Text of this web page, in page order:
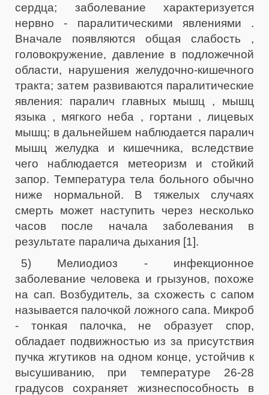
сердца; заболевание характеризуется
нервно - паралитическими явлениями .
Вначале появляются общая слабость ,
головокружение, давление в подложечной
области, нарушения желудочно-кишечного
тракта; затем развиваются паралитические
явления: паралич главных мышц , мышц
языка , мягкого неба , гортани , лицевых
мышц; в дальнейшем наблюдается паралич
мышц желудка и кишечника, вследствие
чего наблюдается метеоризм и стойкий
запор. Температура тела больного обычно
ниже нормальной. В тяжелых случаях
смерть может наступить через несколько
часов после начала заболевания в
результате паралича дыхания [1].
5) Мелиодиоз - инфекционное
заболевание человека и грызунов, похоже
на сап. Возбудитель, за схожесть с сапом
называется палочкой ложного сапа. Микроб
- тонкая палочка, не образует спор,
обладает подвижностью из за присутствия
пучка жгутиков на одном конце, устойчив к
высушиванию, при температуре 26-28
градусов сохраняет жизнеспособность в